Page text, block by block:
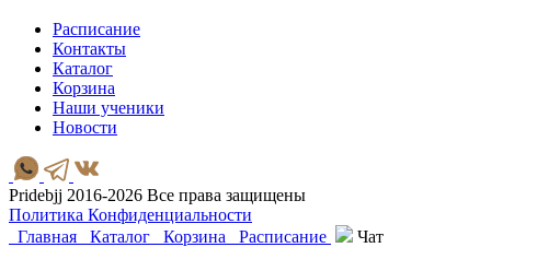
Расписание
Контакты
Каталог
Корзина
Наши ученики
Новости
Pridebjj 2016-2026 Все права защищены
Политика Конфиденциальности
Главная
Каталог Корзина Расписание Чат